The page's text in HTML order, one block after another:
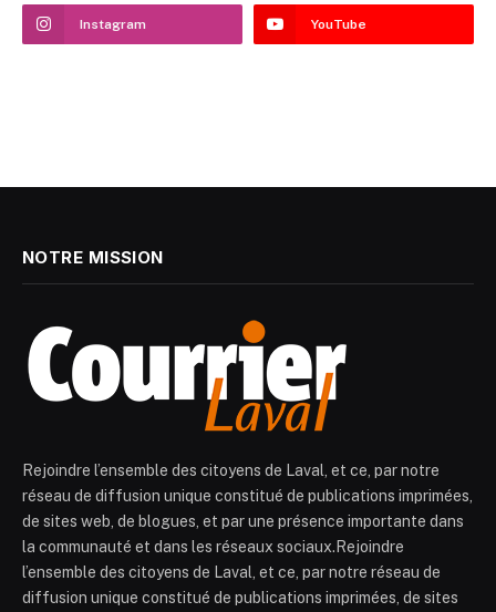
Instagram YouTube
NOTRE MISSION
Rejoindre l’ensemble des citoyens de Laval, et ce, par notre
réseau de diffusion unique constitué de publications imprimées,
de sites web, de blogues, et par une présence importante dans
la communauté et dans les réseaux sociaux.Rejoindre
l’ensemble des citoyens de Laval, et ce, par notre réseau de
diffusion unique constitué de publications imprimées, de sites